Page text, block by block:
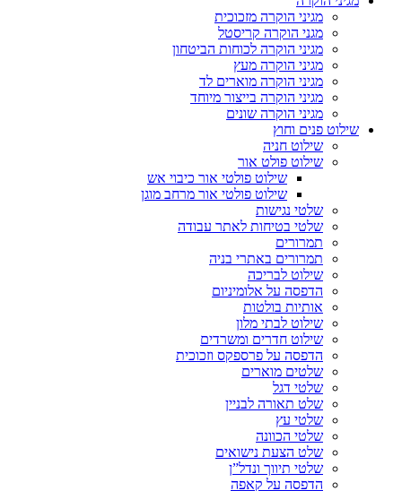
מגיני הוקרה מזכוכית
מגני הוקרה קריסטל
מגיני הוקרה לכוחות הביטחון
מגיני הוקרה מעץ
מגיני הוקרה מוארים לד
מגיני הוקרה בייצור מיוחד
מגיני הוקרה שונים
שילוט פנים וחוץ
שילוט חניה
שילוט פולט אור
שילוט פולטי אור כיבוי אש
שילוט פולטי אור מרחב מוגן
שלטי נגישות
שלטי בטיחות לאתר עבודה
תמרורים
תמרורים באתרי בניה
שילוט לבריכה
הדפסה על אלומיניום
אותיות בולטות
שילוט לבתי מלון
שילוט חדרים ומשרדים
הדפסה על פרספקס וזכוכית
שלטים מוארים
שלטי דגל
שלט תאורה לבניין
שלטי עץ
שלטי הכוונה
שלט הצעת נישואים
שלטי תיווך ונדל”ן
הדפסה על קאפה